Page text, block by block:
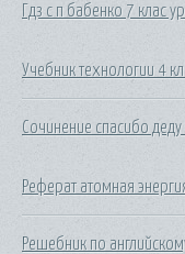
Гдз с п бабенко 7 клас
Учебник технологии 4
Сочинение спасибо
Реферат атомная
Решебник по